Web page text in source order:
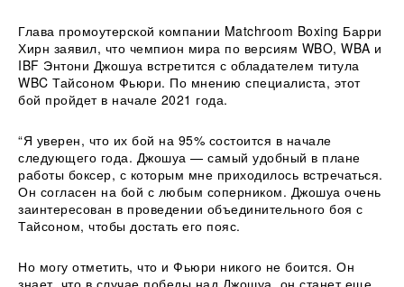
Глава промоутерской компании Matchroom Boxing Барри
Хирн заявил, что чемпион мира по версиям WBO, WBA и
IBF Энтони Джошуа встретится с обладателем титула
WBC Тайсоном Фьюри. По мнению специалиста, этот
бой пройдет в начале 2021 года.
“Я уверен, что их бой на 95% состоится в начале
следующего года. Джошуа — самый удобный в плане
работы боксер, с которым мне приходилось встречаться.
Он согласен на бой с любым соперником. Джошуа очень
заинтересован в проведении объединительного боя с
Тайсоном, чтобы достать его пояс.
Но могу отметить, что и Фьюри никого не боится. Он
знает, что в случае победы над Джошуа, он станет еще